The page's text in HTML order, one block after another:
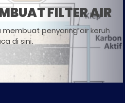
FILTER AIR
penyaring air keruh
di sini.